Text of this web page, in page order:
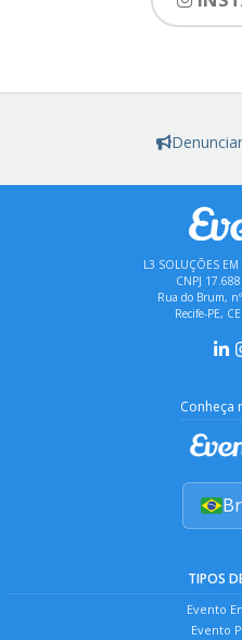
L3 SOLUÇÕES
CNPJ
Rua do Brum,
Recife-PE,
Conheça
TIPOS
Evento
Evento